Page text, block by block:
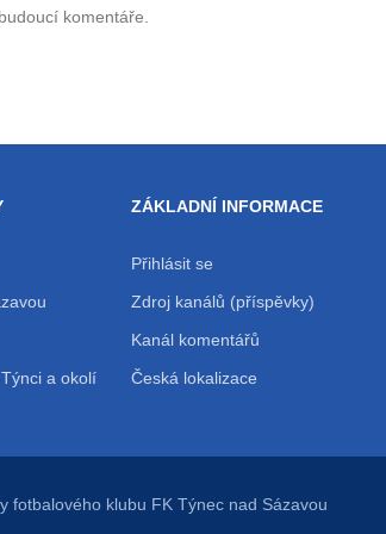
komentáře.
a okolí
ZÁKLADNÍ INFORMACE
Přihlásit se
Zdroj kanálů (příspěvky)
Kanál komentářů
Česká lokalizace
fotbalového klubu FK Týnec nad Sázavou